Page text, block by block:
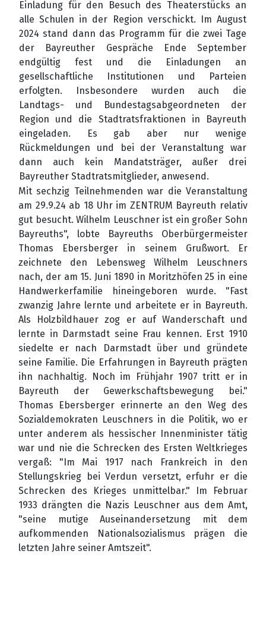
Einladung für den Besuch des Theaterstücks an
alle Schulen in der Region verschickt. Im August
2024 stand dann das Programm für die zwei Tage
der Bayreuther Gespräche Ende September
endgültig fest und die Einladungen an
gesellschaftliche Institutionen und Parteien
erfolgten. Insbesondere wurden auch die
Landtags- und Bundestagsabgeordneten der
Region und die Stadtratsfraktionen in Bayreuth
eingeladen. Es gab aber nur wenige
Rückmeldungen und bei der Veranstaltung war
dann auch kein Mandatsträger, außer drei
Bayreuther Stadtratsmitglieder, anwesend.
Mit sechzig Teilnehmenden war die Veranstaltung
am 29.9.24 ab 18 Uhr im ZENTRUM Bayreuth relativ
gut besucht. Wilhelm Leuschner ist ein großer Sohn
Bayreuths", lobte Bayreuths Oberbürgermeister
Thomas Ebersberger in seinem Grußwort. Er
zeichnete den Lebensweg Wilhelm Leuschners
nach, der am 15. Juni 1890 in Moritzhöfen 25 in eine
Handwerkerfamilie hineingeboren wurde. "Fast
zwanzig Jahre lernte und arbeitete er in Bayreuth.
Als Holzbildhauer zog er auf Wanderschaft und
lernte in Darmstadt seine Frau kennen. Erst 1910
siedelte er nach Darmstadt über und gründete
seine Familie. Die Erfahrungen in Bayreuth prägten
ihn nachhaltig. Noch im Frühjahr 1907 tritt er in
Bayreuth der Gewerkschaftsbewegung bei."
Thomas Ebersberger erinnerte an den Weg des
Sozialdemokraten Leuschners in die Politik, wo er
unter anderem als hessischer Innenminister tätig
war und nie die Schrecken des Ersten Weltkrieges
vergaß: "Im Mai 1917 nach Frankreich in den
Stellungskrieg bei Verdun versetzt, erfuhr er die
Schrecken des Krieges unmittelbar." Im Februar
1933 drängten die Nazis Leuschner aus dem Amt,
"seine mutige Auseinandersetzung mit dem
aufkommenden Nationalsozialismus prägen die
letzten Jahre seiner Amtszeit".